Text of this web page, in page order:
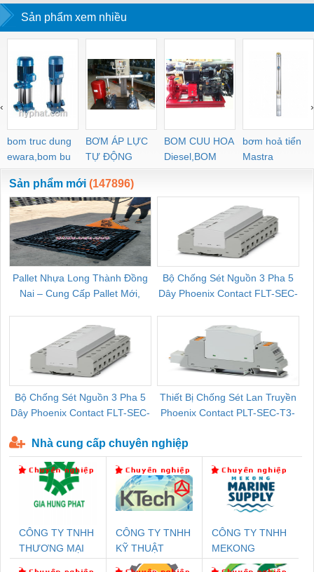
Sản phẩm xem nhiều
bom truc dung
ewara,bom bu
ewara
BƠM ÁP LỰC
TỰ ĐỘNG
BOM CUU HOA
Diesel,BOM
CHUA CHAY
bơm hoả tiển
Mastra
‹ ›
Sản phẩm mới (147896)
Pallet Nhựa Long Thành Đồng
Nai – Cung Cấp Pallet Mới,
Bộ Chống Sét Nguồn 3 Pha 5
Dây Phoenix Contact FLT-SEC-
Bộ Chống Sét Nguồn 3 Pha 5
Dây Phoenix Contact FLT-SEC-
Thiết Bị Chống Sét Lan Truyền
Phoenix Contact PLT-SEC-T3-
Nhà cung cấp chuyên nghiệp
CÔNG TY TNHH
THƯƠNG MẠI
CÔNG TY TNHH
KỸ THUẬT
KTECH VIỆT
CÔNG TY TNHH
MEKONG
MARINE